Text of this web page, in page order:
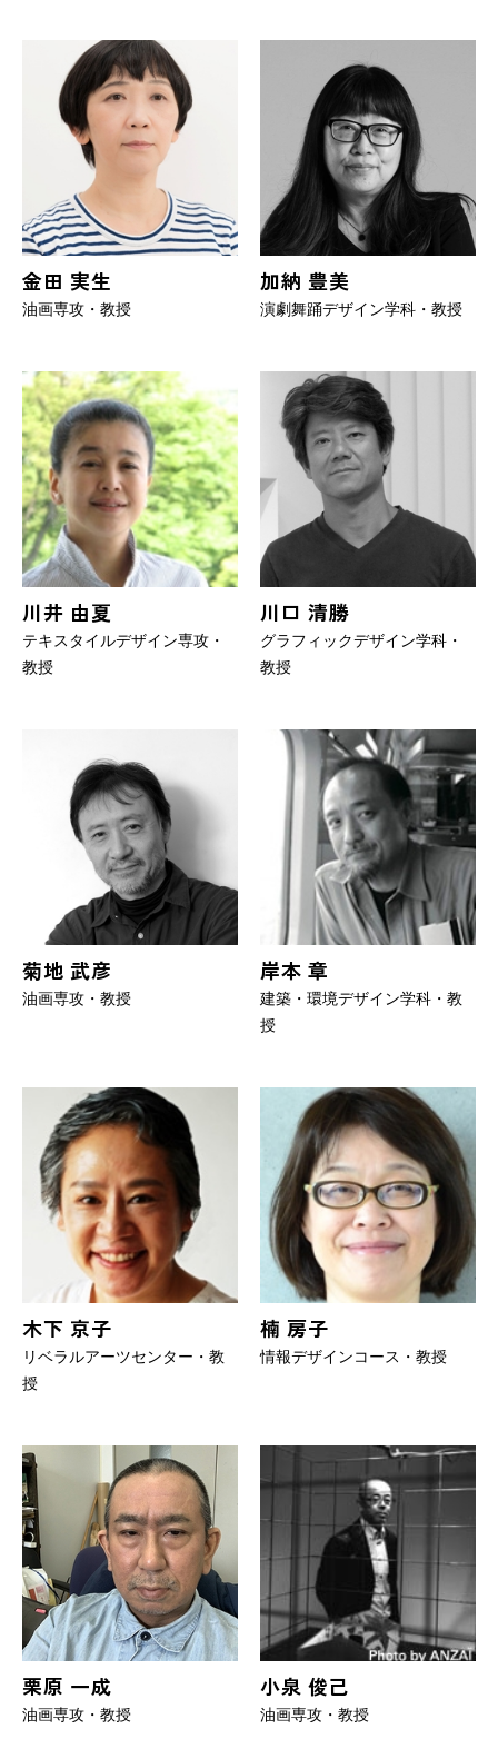
金田 実生
油画専攻・教授
加納 豊美
演劇舞踊デザイン学科・教授
川井 由夏
テキスタイルデザイン専攻・
教授
川口 清勝
グラフィックデザイン学科・
教授
菊地 武彦
油画専攻・教授
岸本 章
建築・環境デザイン学科・教
授
木下 京子
リベラルアーツセンター・教
授
楠 房子
情報デザインコース・教授
栗原 一成
油画専攻・教授
小泉 俊己
油画専攻・教授